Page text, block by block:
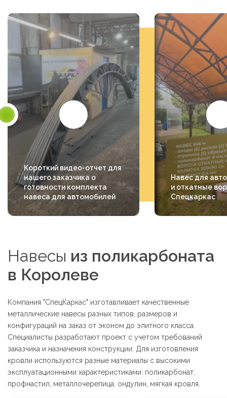
Короткий видео-отчет для
нашего заказчика о
готовности комплекта
навеса для автомобилей
Навес для
и откатные
Спецкаркас
Навесы из поликарбоната
в Королеве
Компания "СпецКаркас" изготавливает качественные
металлические навесы разных типов, размеров и
конфигураций на заказ от эконом до элитного класса.
Специалисты разработают проект с учетом требований
заказчика и назначения конструкции. Для изготовления
кровли используются разные материалы с высокими
эксплуатационными характеристиками: поликарбонат,
профнастил, металлочерепица, ондулин, мягкая кровля.